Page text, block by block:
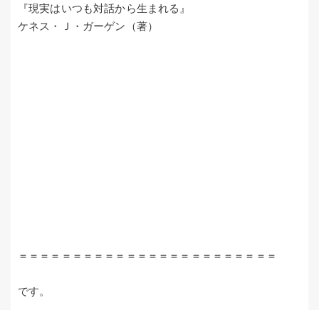
『現実はいつも対話から生まれる』
ケネス・Ｊ・ガーゲン（著）
＝＝＝＝＝＝＝＝＝＝＝＝＝＝＝＝＝＝＝＝＝＝＝＝
です。